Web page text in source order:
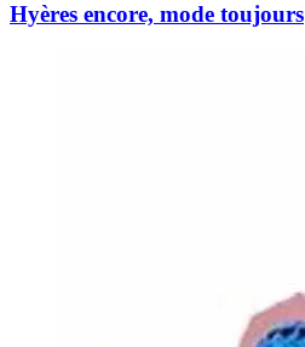
Hyères encore, mode toujours